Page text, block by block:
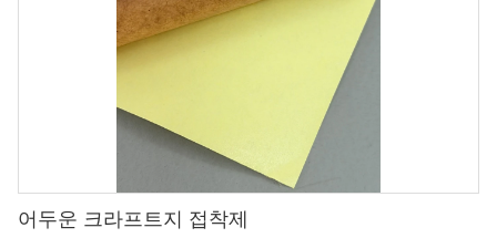
어두운 크라프트지 접착제